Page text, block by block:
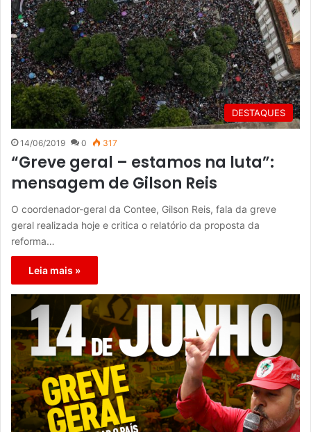
DESTAQUES
14/06/2019 0 317
“Greve geral – estamos na luta”:
mensagem de Gilson Reis
O coordenador-geral da Contee, Gilson Reis, fala da greve
geral realizada hoje e critica o relatório da proposta da
reforma…
Leia mais »